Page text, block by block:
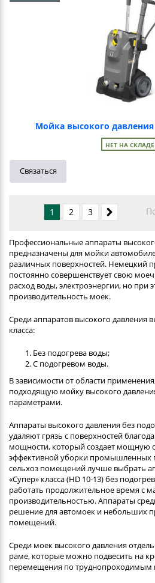
Мойка высокого давления
НЕТ НА СКЛАДЕ
Связаться
1 2 3
Профессиональные аппараты
предназначены для мойки
различных поверхностей. Немецкий
постоянно совершенствует свою
расход воды, электроэнергии, но при
производительность моек.
Среди аппаратов высокого давления
класса:
Без подогрева воды;
С подогревом воды.
В зависимости от области
подходящую мойку высокого
параметрами.
Аппараты высокого давления без
удаляют грязь с поверхностей
мощности, который создает мощную
эффективной уборки промышленных
сельхоз помещений лучше выбрать
«Супер» класса (HD 10-13) без
работать продолжительное время с
производительностью. Аппараты
решение для автомоек и небольших
помещений.
Среди моек высокого давления
раме, которые можно подвесить на
перемещения по труднопроходимым